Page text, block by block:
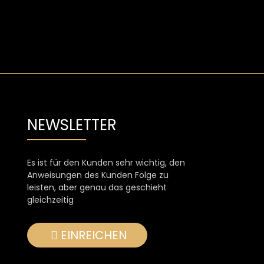
NEWSLETTER
Es ist für den Kunden sehr wichtig, den
Anweisungen des Kunden Folge zu
leisten, aber genau das geschieht
gleichzeitig
EINREICHEN